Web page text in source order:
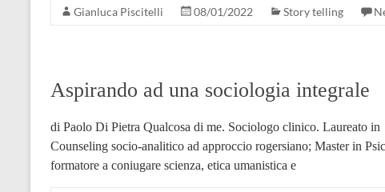
Gianluca Piscitelli 08/01/2022 Story telling
Aspirando ad una sociologia integrale
di Paolo Di Pietra Qualcosa di me. Sociologo clinico. Laureato
Counseling socio-analitico ad approccio rogersiano; Master in
formatore a coniugare scienza, etica umanistica e